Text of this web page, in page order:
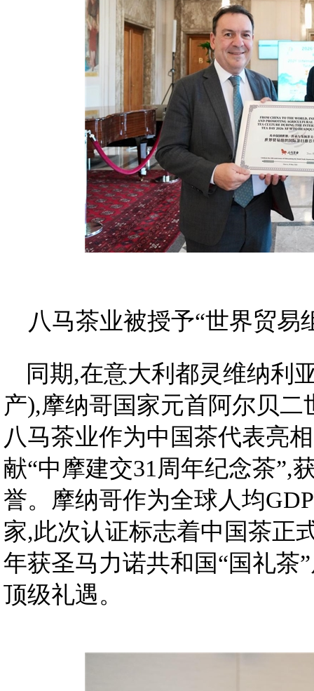
八马茶业被授予“世界贸易
同期,在意大利都灵维纳利
产),摩纳哥国家元首阿尔贝
八马茶业作为中国茶代表亮
献“中摩建交31周年纪念茶”,
誉。摩纳哥作为全球人均
家,此次认证标志着中国茶正
年获圣马力诺共和国“国礼茶
顶级礼遇。